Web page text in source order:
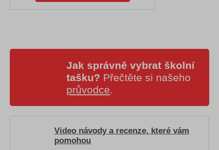
Jak správně vybrat školní
tašku? Přečtěte si našeho
průvodce.
Video návody a recenze, které vám
pomohou